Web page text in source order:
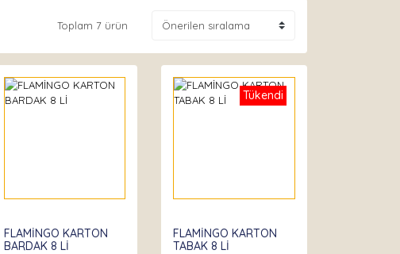
Toplam 7 ürün
FLAMİNGO KARTON
BARDAK 8 Lİ
Tükendi
FLAMİNGO KARTON
TABAK 8 Lİ